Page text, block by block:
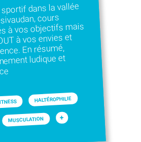
dans la vallée
cours
à vos objectifs mais
à vos envies et
En résumé,
ludique et
HALTÉROPHILIE
MUSCULATION +